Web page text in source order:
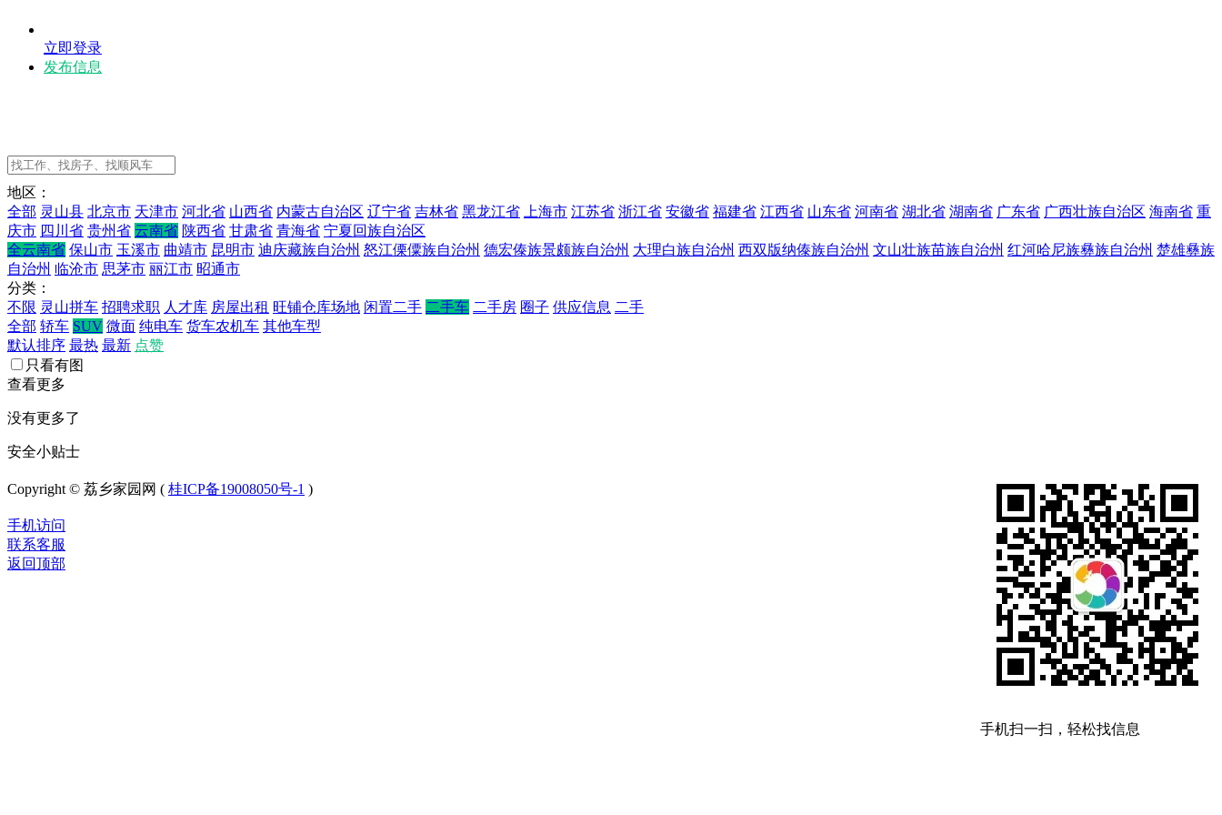
立即登录
发布信息
地区：
全部 灵山县 北京市 天津市 河北省 山西省 内蒙古自治区 辽宁省 吉林省 黑龙江省 上海市 江苏省 浙江省 安徽省 福建省 江西省 山东省 河南省 湖北省 湖南省 广东省 广西壮族自治区 海南省 重
庆市 四川省 贵州省 云南省 陕西省 甘肃省 青海省 宁夏回族自治区
全云南省 保山市 玉溪市 曲靖市 昆明市 迪庆藏族自治州 怒江傈僳族自治州 德宏傣族景颇族自治州 大理白族自治州 西双版纳傣族自治州 文山壮族苗族自治州 红河哈尼族彝族自治州 楚雄彝族
自治州 临沧市 思茅市 丽江市 昭通市
分类：
不限 灵山拼车 招聘求职 人才库 房屋出租 旺铺仓库场地 闲置二手 二手车 二手房 圈子 供应信息 二手
全部 轿车 SUV 微面 纯电车 货车农机车 其他车型
默认排序 最热 最新 点赞
只看有图
查看更多
没有更多了
安全小贴士
手机扫一扫，轻松找信息
Copyright © 荔乡家园网 ( 桂ICP备19008050号-1 )
手机访问
联系客服
返回顶部